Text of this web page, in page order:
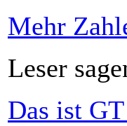
Mehr
Leser
Das ist